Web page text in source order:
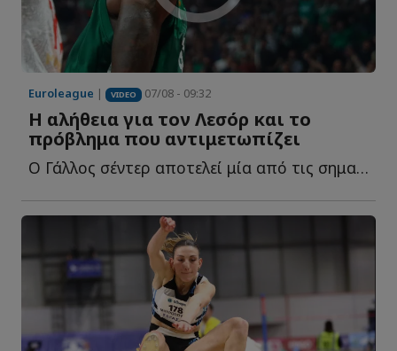
Euroleague | VIDEO 07/08 - 09:32
Η αλήθεια για τον Λεσόρ και το
πρόβλημα που αντιμετωπίζει
Ο Γάλλος σέντερ αποτελεί μία από τις σημαντικότερες μ...